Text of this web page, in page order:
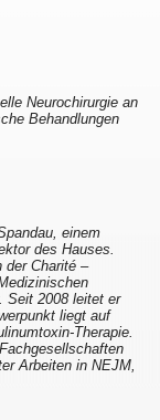
Neurochirurgie an
Behandlungen
einem
des Hauses.
der Charité –
Seit 2008 leitet er
liegt auf
Therapie.
Arbeiten in NEJM,